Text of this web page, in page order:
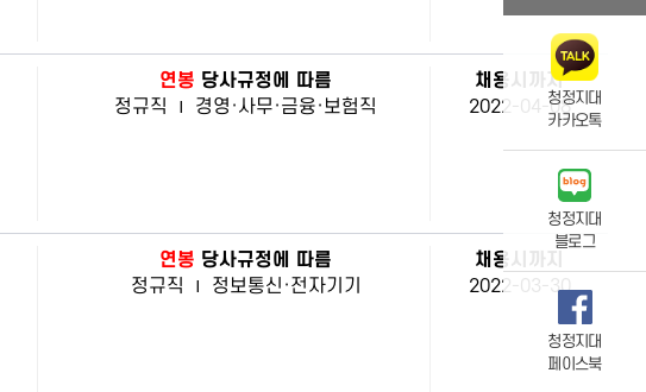
연봉 당사규정에 따름
정규직
| 경영·사무·금융·보험직
채용시까지
2022-04-08
연봉 당사규정에 따름
정규직
| 정보통신·전자기기
채용시까지
2022-03-30
청정지대
카카오톡
청정지대
블로그
청정지대
페이스북